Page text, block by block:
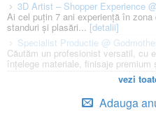
3D Artist – Shopper Experience
Ai cel puțin 7 ani experiență în
standuri și plasări...[detalii]
Specialist Productie @
Căutăm un profesionist versatil, cu
înțelege materiale, finisaje premium
vezi
Adauga